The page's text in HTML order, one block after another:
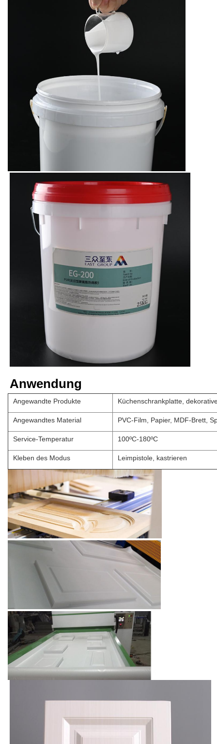
Anwendung
Angewandte Produkte Küchenschrankplatte,
Angewandtes Material PVC-Film, Papier, MDF-Brett,
Service-Temperatur 100ºC-180ºC
Kleben des Modus Leimpistole, kastrieren